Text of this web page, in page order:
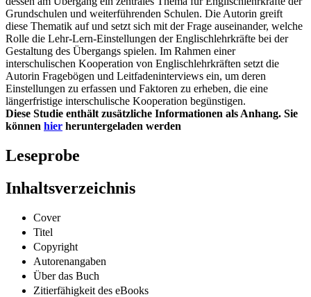
Grundschulen und weiterführenden Schulen. Die Autorin greift
diese Thematik auf und setzt sich mit der Frage auseinander, welche
Rolle die Lehr-Lern-Einstellungen der Englischlehrkräfte bei der
Gestaltung des Übergangs spielen. Im Rahmen einer
interschulischen Kooperation von Englischlehrkräften setzt die
Autorin Fragebögen und Leitfadeninterviews ein, um deren
Einstellungen zu erfassen und Faktoren zu erheben, die eine
längerfristige interschulische Kooperation begünstigen.
Diese Studie enthält zusätzliche Informationen als Anhang. Sie
können hier heruntergeladen werden
Leseprobe
Inhaltsverzeichnis
Cover
Titel
Copyright
Autorenangaben
Über das Buch
Zitierfähigkeit des eBooks